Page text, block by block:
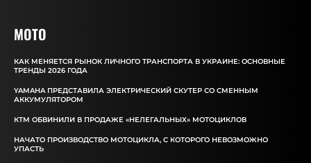
MOTO
КАК МЕНЯЕТСЯ РЫНОК ЛИЧНОГО ТРАНСПОРТА В УКРАИНЕ: ОСНОВНЫЕ
ТРЕНДЫ 2026 ГОДА
YAMAHA ПРЕДСТАВИЛА ЭЛЕКТРИЧЕСКИЙ СКУТЕР СО СМЕННЫМ
АККУМУЛЯТОРОМ
КТМ ОБВИНИЛИ В ПРОДАЖЕ «НЕЛЕГАЛЬНЫХ» МОТОЦИКЛОВ
НАЧАТО ПРОИЗВОДСТВО МОТОЦИКЛА, С КОТОРОГО НЕВОЗМОЖНО
УПАСТЬ